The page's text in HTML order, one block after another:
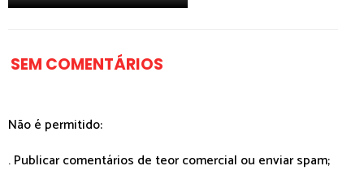
SEM COMENTÁRIOS
Não é permitido:
. Publicar comentários de teor comercial ou enviar spam;